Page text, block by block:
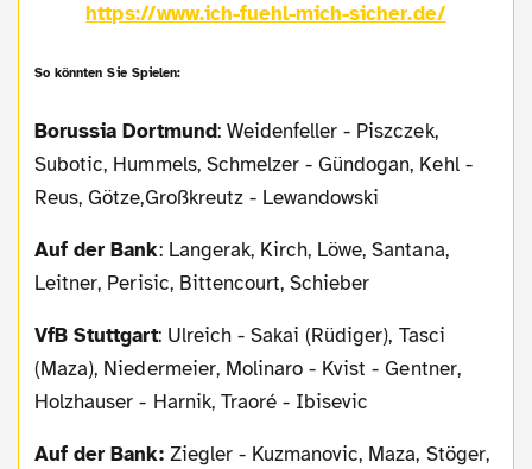
https://www.ich-fuehl-mich-sicher.de/
So könnten Sie Spielen:
Borussia Dortmund: Weidenfeller - Piszczek,
Subotic, Hummels, Schmelzer - Gündogan, Kehl -
Reus, Götze,Großkreutz - Lewandowski
Auf der Bank: Langerak, Kirch, Löwe, Santana,
Leitner, Perisic, Bittencourt, Schieber
VfB Stuttgart: Ulreich - Sakai (Rüdiger), Tasci
(Maza), Niedermeier, Molinaro - Kvist - Gentner,
Holzhauser - Harnik, Traoré - Ibisevic
Auf der Bank:Ziegler - Kuzmanovic, Maza, Stöger,